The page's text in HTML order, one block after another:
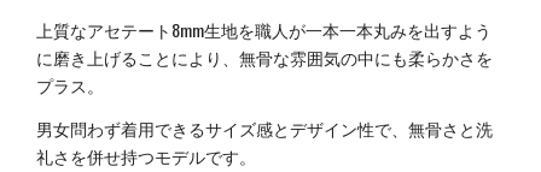
上質なアセテート8mm生地を職人が一本一本丸みを出すよう
に磨き上げることにより、無骨な雰囲気の中にも柔らかさを
プラス。
男女問わず着用できるサイズ感とデザイン性で、無骨さと洗
礼さを併せ持つモデルです。